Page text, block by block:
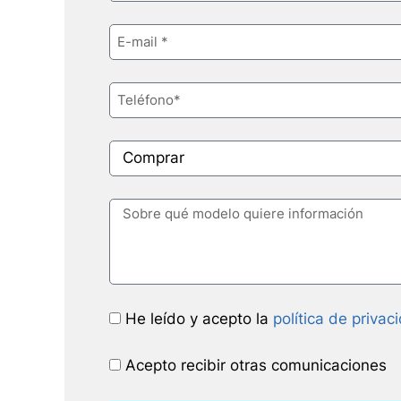
He leído y acepto la política de
Acepto recibir otras comunicaciones